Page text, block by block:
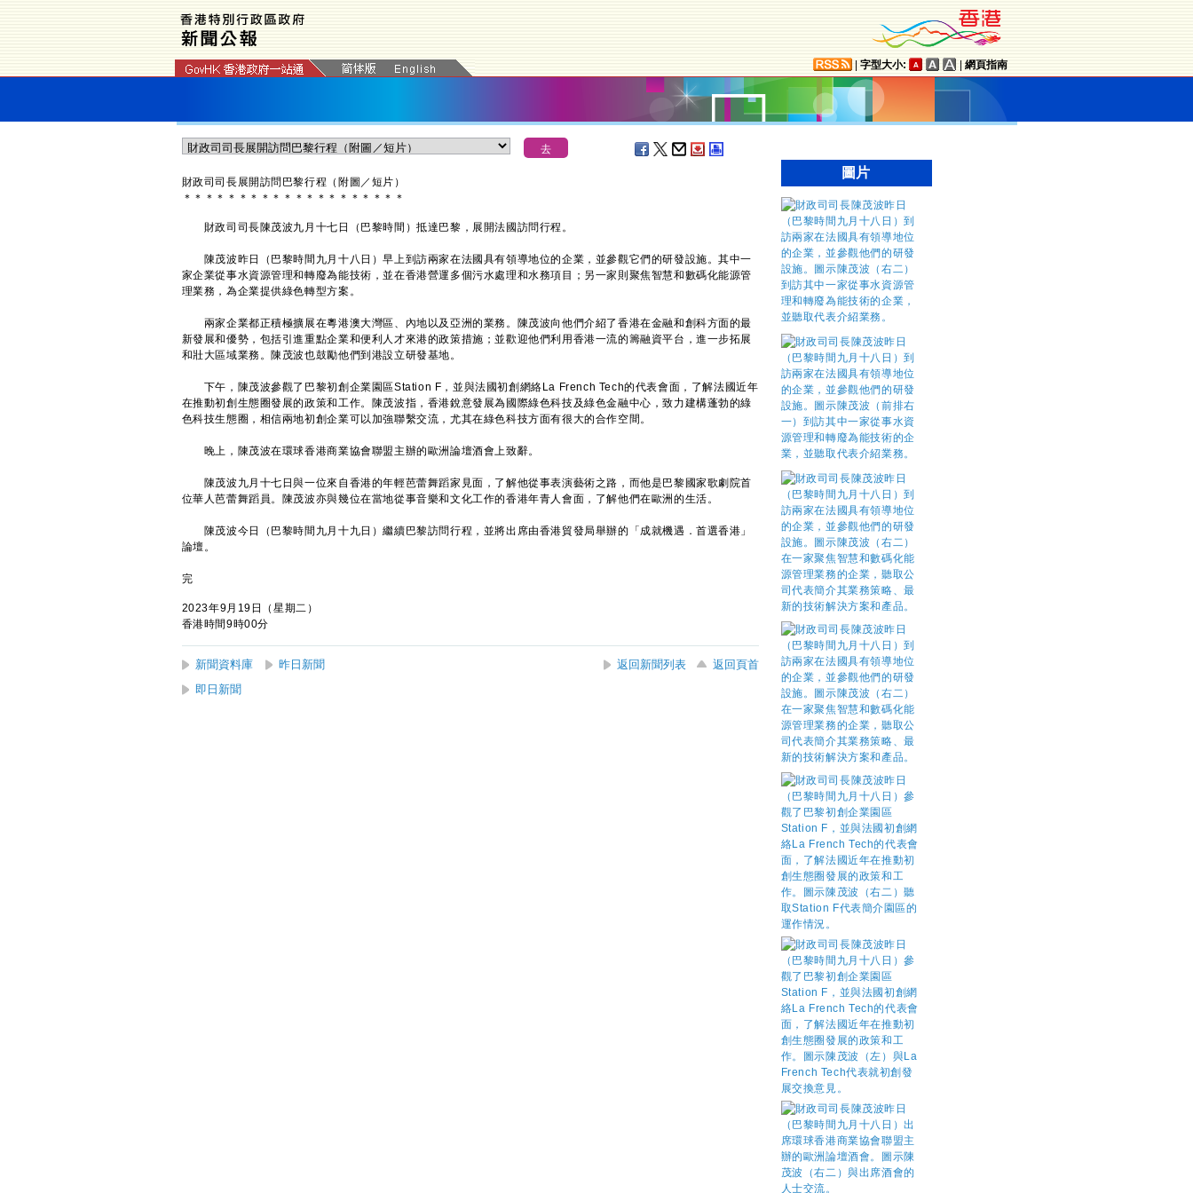
字型大小: 網頁指南
財政司司長展開訪問巴黎行程（附圖／短片）
＊ ＊ ＊ ＊ ＊ ＊ ＊ ＊ ＊ ＊ ＊ ＊ ＊ ＊ ＊ ＊ ＊ ＊ ＊ ＊
財政司司長陳茂波九月十七日（巴黎時間）抵達巴黎，展開法國訪問行程。
陳茂波昨日（巴黎時間九月十八日）早上到訪兩家在法國具有領導地位的企業，並參觀它們的研發設施。其中一
家企業從事水資源管理和轉廢為能技術，並在香港營運多個污水處理和水務項目；另一家則聚焦智慧和數碼化能源管
理業務，為企業提供綠色轉型方案。
兩家企業都正積極擴展在粵港澳大灣區、內地以及亞洲的業務。陳茂波向他們介紹了香港在金融和創科方面的最
新發展和優勢，包括引進重點企業和便利人才來港的政策措施；並歡迎他們利用香港一流的籌融資平台，進一步拓展
和壯大區域業務。陳茂波也鼓勵他們到港設立研發基地。
下午，陳茂波參觀了巴黎初創企業園區Station F，並與法國初創網絡La French Tech的代表會面，了解法國近年
在推動初創生態圈發展的政策和工作。陳茂波指，香港銳意發展為國際綠色科技及綠色金融中心，致力建構蓬勃的綠
色科技生態圈，相信兩地初創企業可以加強聯繫交流，尤其在綠色科技方面有很大的合作空間。
晚上，陳茂波在環球香港商業協會聯盟主辦的歐洲論壇酒會上致辭。
陳茂波九月十七日與一位來自香港的年輕芭蕾舞蹈家見面，了解他從事表演藝術之路，而他是巴黎國家歌劇院首
位華人芭蕾舞蹈員。陳茂波亦與幾位在當地從事音樂和文化工作的香港年青人會面，了解他們在歐洲的生活。
陳茂波今日（巴黎時間九月十九日）繼續巴黎訪問行程，並將出席由香港貿發局舉辦的「成就機遇．首選香港」
論壇。
完
2023年9月19日（星期二）
香港時間9時00分
新聞資料庫 昨日新聞 返回新聞列表
返回頁首
即日新聞
圖片